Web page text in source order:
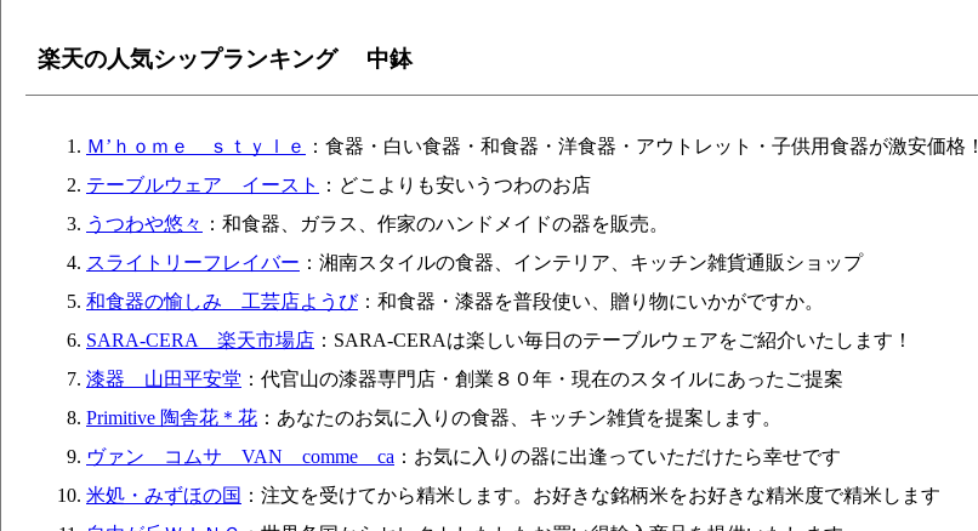
楽天の人気シップランキング 中鉢
Ｍ’ｈｏｍｅ ｓｔｙｌｅ
：食器・白い食器・和食器・洋食器・アウトレット・子供用食器が激安価格！
テーブルウェア イースト
：どこよりも安いうつわのお店
うつわや悠々 ：和食器、ガラス、作家のハンドメイドの器を販売。
スライトリーフレイバー ：湘南スタイルの食器、インテリア、キッチン雑貨通販ショップ
和食器の愉しみ 工芸店ようび：和食器・漆器を普段使い、贈り物にいかがですか。
SARA-CERA 楽天市場店 ：SARA-CERAは楽しい毎日のテーブルウェアをご紹介いたします！
漆器 山田平安堂 ：代官山の漆器専門店・創業８０年・現在のスタイルにあったご提案
Primitive 陶舎花＊花 ：あなたのお気に入りの食器、キッチン雑貨を提案します。
ヴァン コムサ VAN comme ca ：お気に入りの器に出逢っていただけたら幸せです
米処・みずほの国 ：注文を受けてから精米します。お好きな銘柄米をお好きな精米度で精米します